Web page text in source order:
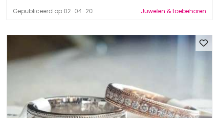
Gepubliceerd op 02-04-20 Juwelen & toebehoren